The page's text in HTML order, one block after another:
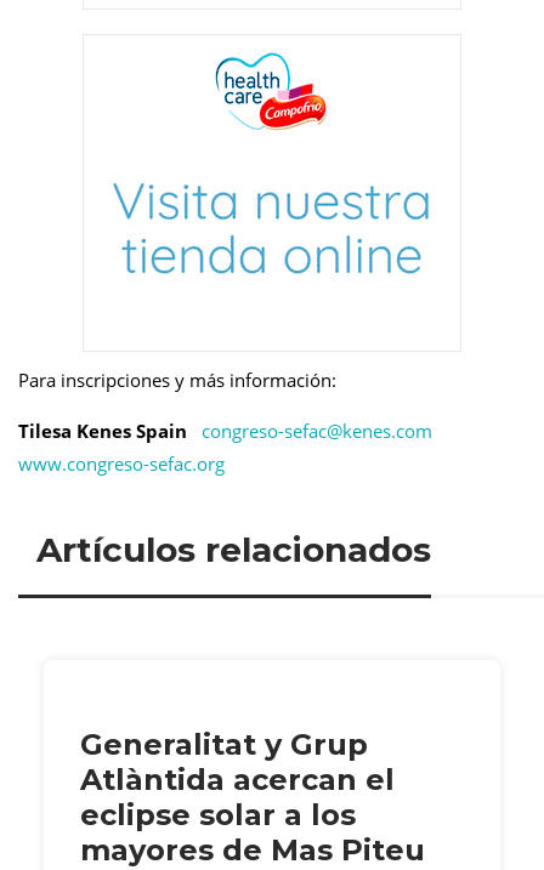
Para inscripciones y más información:
Tilesa Kenes Spain congreso-sefac@kenes.com
www.congreso-sefac.org
Artículos relacionados
Generalitat y Grup
Atlàntida acercan el
eclipse solar a los
mayores de Mas Piteu